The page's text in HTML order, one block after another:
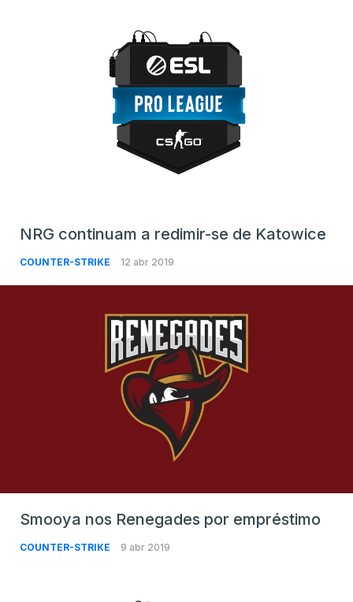
NRG continuam a redimir-se de Katowice
COUNTER-STRIKE 12 abr 2019
Smooya nos Renegades por empréstimo
COUNTER-STRIKE 9 abr 2019